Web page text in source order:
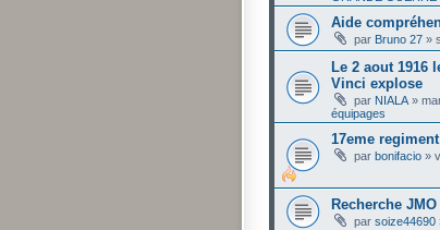
Aide
par Bruno 27 »
Le 2 aout 1916
Vinci explose
par NIALA »
équipages
17eme
par bonifacio »
Recherche
par soize44690